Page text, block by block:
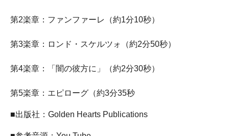
第2楽章：ファンファーレ（約1分10秒）
第3楽章：ロンド・スケルツォ（約2分50秒）
第4楽章：「闇の彼方に」（約2分30秒）
第5楽章：エピローグ（約3分35秒
■出版社：Golden Hearts Publications